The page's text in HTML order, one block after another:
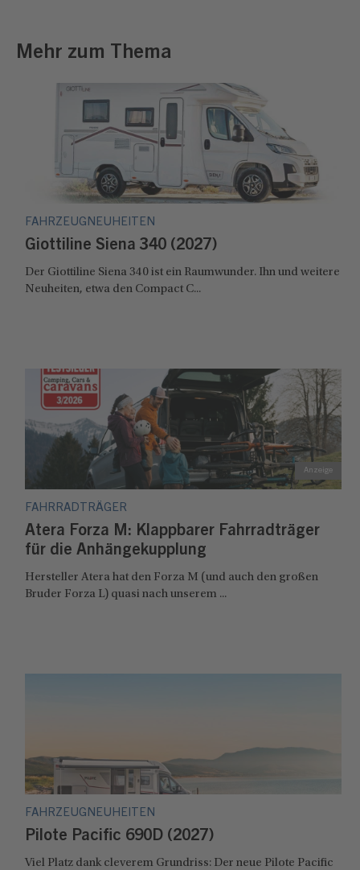
Mehr zum Thema
FAHRZEUGNEUHEITEN
Giottiline Siena 340 (2027)
Der Giottiline Siena 340 ist ein Raumwunder. Ihn und weitere
Neuheiten, etwa den Compact C...
FAHRRADTRÄGER
Atera Forza M: Klappbarer Fahrradträger
für die Anhängekupplung
Hersteller Atera hat den Forza M (und auch den großen
Bruder Forza L) quasi nach unserem ...
FAHRZEUGNEUHEITEN
Pilote Pacific 690D (2027)
Viel Platz dank cleverem Grundriss: Der neue Pilote Pacific